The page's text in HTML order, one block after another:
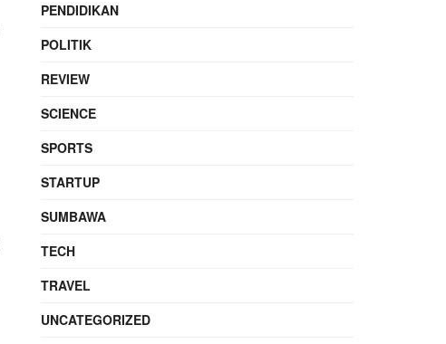
PENDIDIKAN
POLITIK
REVIEW
SCIENCE
SPORTS
STARTUP
SUMBAWA
TECH
TRAVEL
UNCATEGORIZED